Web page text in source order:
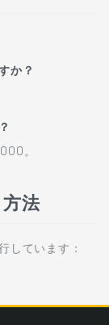
か？
。
法
しています：